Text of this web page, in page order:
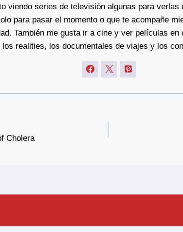
viendo series de televisión algunas para verlas
para pasar el momento o que te acompañe
También me gusta ir a cine y ver películas en
los realities, los documentales de viajes y los
Cholera